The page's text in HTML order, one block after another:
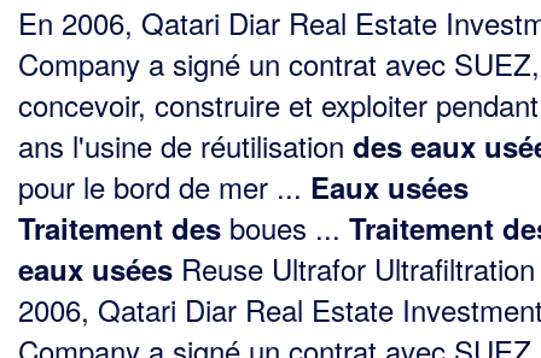
En 2006, Qatari Diar Real Estate
Company a signé un contrat avec
concevoir, construire et exploiter
ans l'usine de réutilisation des eaux
pour le bord de mer ... Eaux usées
Traitement des boues ... Traitement
eaux usées Reuse Ultrafor
2006, Qatari Diar Real Estate